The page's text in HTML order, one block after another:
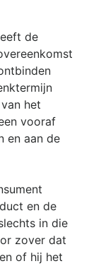
de
het
vooraf
en aan de
en de
in die
zover dat
of hij het